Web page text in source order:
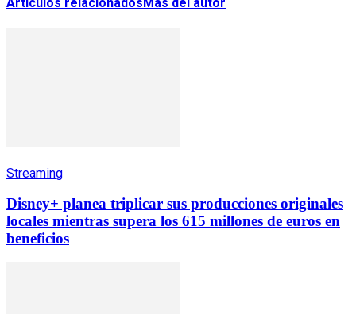
Artículos relacionados Más del autor
Streaming
Disney+ planea triplicar sus producciones originales
locales mientras supera los 615 millones de euros en
beneficios